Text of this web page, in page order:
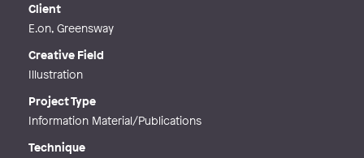
Client
E.on, Greensway
Creative Field
Illustration
Project Type
Information Material/Publications
Technique